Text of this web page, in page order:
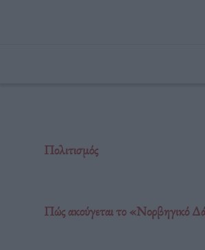
Πολιτισμός
Πώς ακούγεται το «Νορβηγικό